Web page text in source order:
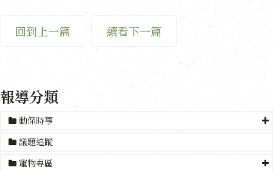
回到上一篇 續看下一篇
報導分類
動保時事
議題追蹤
寵物專區